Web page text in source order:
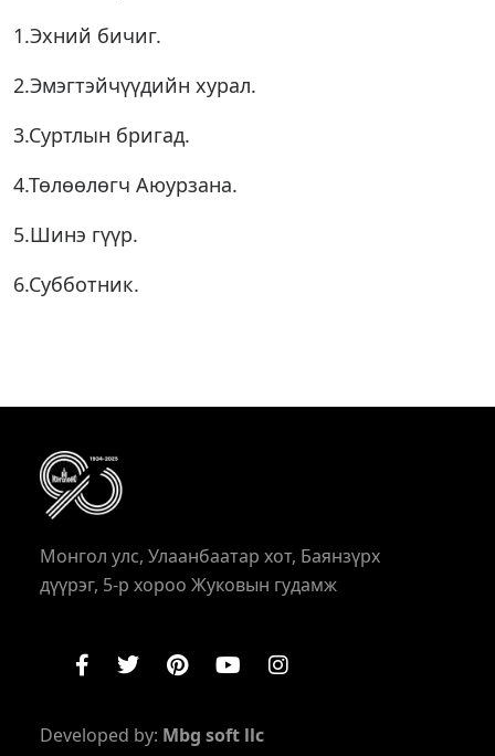
1.Эхний бичиг.
2.Эмэгтэйчүүдийн хурал.
3.Суртлын бригад.
4.Төлөөлөгч Аюурзана.
5.Шинэ гүүр.
6.Субботник.
Монгол улс, Улаанбаатар хот, Баянзүрх
дүүрэг, 5-р хороо Жуковын гудамж
Developed by: Mbg soft llc